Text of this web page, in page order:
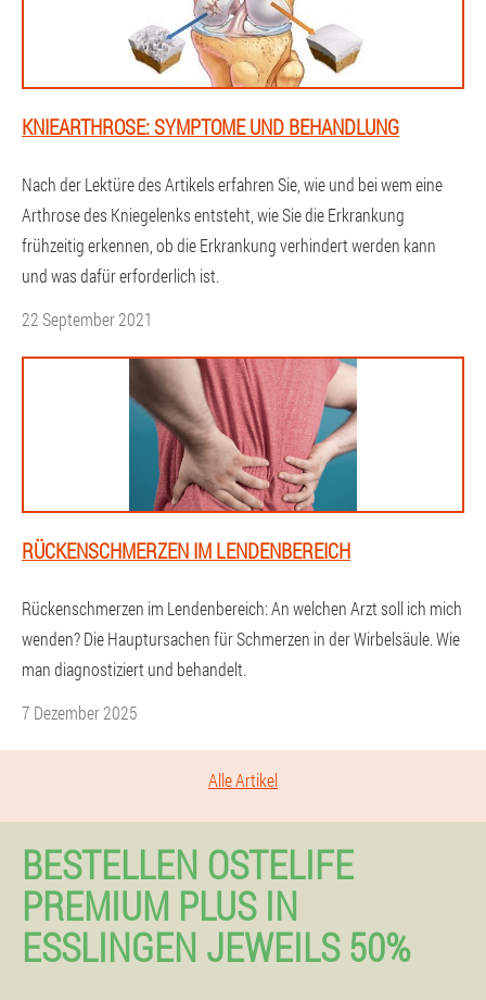
KNIEARTHROSE: SYMPTOME UND BEHANDLUNG
Nach der Lektüre des Artikels erfahren Sie, wie und bei wem eine
Arthrose des Kniegelenks entsteht, wie Sie die Erkrankung
frühzeitig erkennen, ob die Erkrankung verhindert werden kann
und was dafür erforderlich ist.
22 September 2021
RÜCKENSCHMERZEN IM LENDENBEREICH
Rückenschmerzen im Lendenbereich: An welchen Arzt soll ich mich
wenden? Die Hauptursachen für Schmerzen in der Wirbelsäule. Wie
man diagnostiziert und behandelt.
7 Dezember 2025
Alle Artikel
BESTELLEN OSTELIFE
PREMIUM PLUS IN
ESSLINGEN JEWEILS 50%